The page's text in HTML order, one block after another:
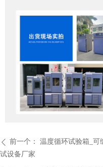
ꄴ 前一个：
温度循环试验箱_可
试设备厂家